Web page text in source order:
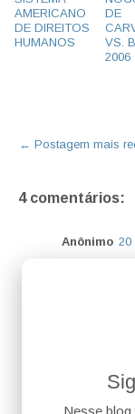
Nesse
AMERICANO
DE DIREITOS
HUMANOS
DE
VS.
2006
← Postagem mais
4 comentários:
Anônimo 20
Ocorre que
2020 pela
aplica o I,
corporal
influência
Responder